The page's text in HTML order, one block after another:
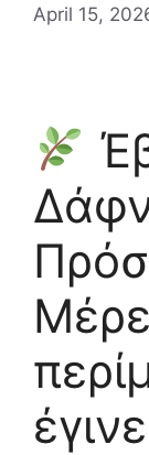
April 15,
έγινε